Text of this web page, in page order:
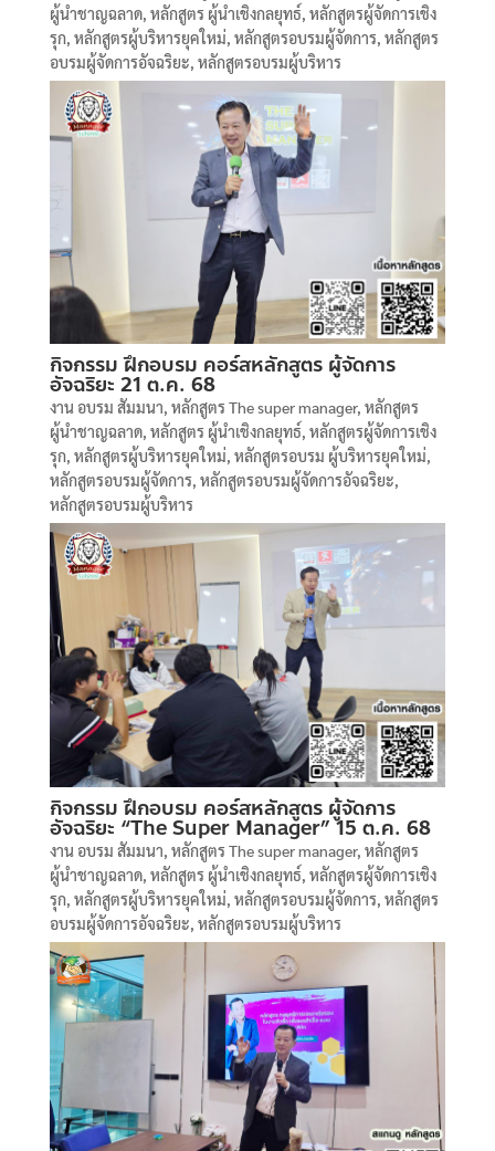
ผู้นำชาญฉลาด, หลักสูตร ผู้นำเชิงกลยุทธ์ หลักสูตรผู้จัดการเชิง
รุก, หลักสูตรผู้บริหารยุคใหม่ หลักสูตรอบรมผู้จัดการ หลักสูตร
อบรมผู้จัดการอัจฉริยะ หลักสูตรอบรมผู้บริหาร
กิจกรรม ฝึกอบรม คอร์สหลักสูตร ผู้จัดการ
อัจฉริยะ 21 ต.ค. 68
งาน อบรม สัมมนา, หลักสูตร The super manager, หลักสูตร
ผู้นำชาญฉลาด, หลักสูตร ผู้นำเชิงกลยุทธ์, หลักสูตรผู้จัดการเชิง
รุก, หลักสูตรผู้บริหารยุคใหม่, หลักสูตรอบรม ผู้บริหารยุคใหม่,
หลักสูตรอบรมผู้จัดการ, หลักสูตรอบรมผู้จัดการอัจฉริยะ,
หลักสูตรอบรมผู้บริหาร
กิจกรรม ฝึกอบรม คอร์สหลักสูตร ผู้จัดการ
อัจฉริยะ “The Super Manager” 15 ต.ค. 68
งาน อบรม สัมมนา, หลักสูตร The super manager, หลักสูตร
ผู้นำชาญฉลาด, หลักสูตร ผู้นำเชิงกลยุทธ์, หลักสูตรผู้จัดการเชิง
รุก, หลักสูตรผู้บริหารยุคใหม่, หลักสูตรอบรมผู้จัดการ, หลักสูตร
อบรมผู้จัดการอัจฉริยะ, หลักสูตรอบรมผู้บริหาร